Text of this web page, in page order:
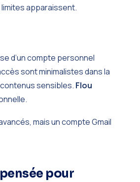
apparaissent.
d’un compte personnel
sont minimalistes dans la
sensibles. Flou
mais un compte Gmail
pour